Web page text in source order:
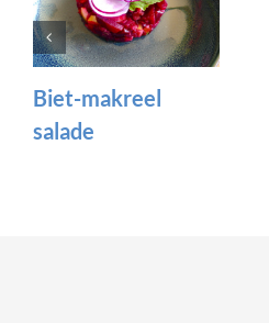
Biet-makreel
salade